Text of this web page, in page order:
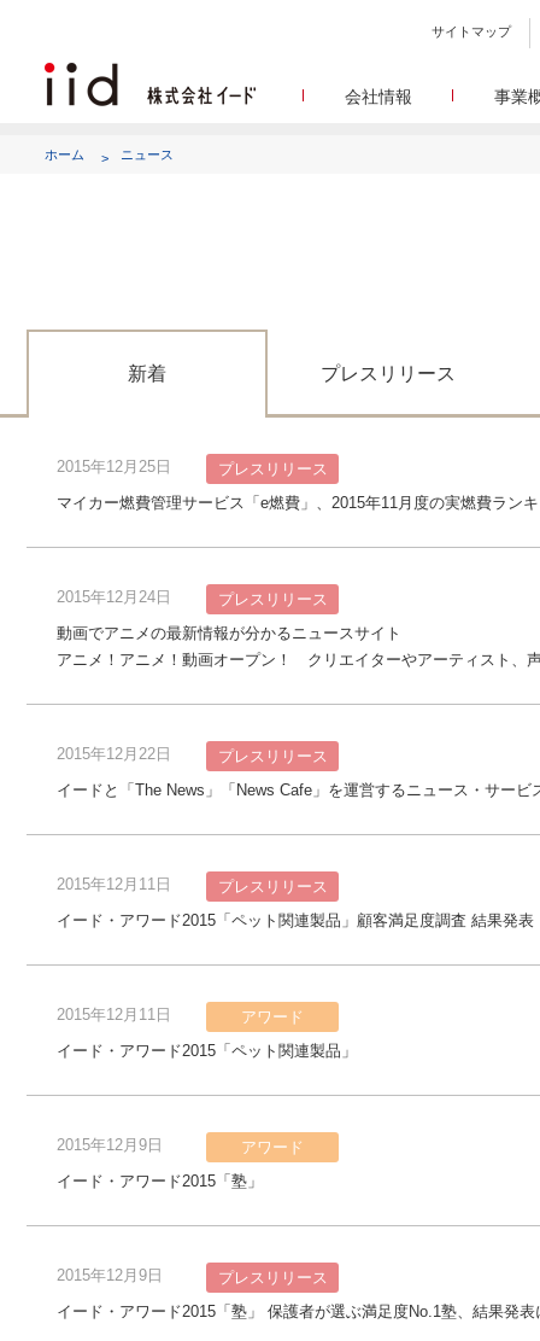
サイトマップ
会社情報 事業
ホーム ニュース
新着 プレスリリース
2015年12月25日
プレスリリース
マイカー燃費管理サービス「e燃費」、2015年11月度の実燃費ラン
2015年12月24日
プレスリリース
動画でアニメの最新情報が分かるニュースサイト
アニメ！アニメ！動画オープン！ クリエイターやアーティスト、
2015年12月22日
プレスリリース
イードと「The News」「News Cafe」を運営するニュース・サー
2015年12月11日
プレスリリース
イード・アワード2015「ペット関連製品」顧客満足度調査 結果発表
2015年12月11日
アワード
イード・アワード2015「ペット関連製品」
2015年12月9日
アワード
イード・アワード2015「塾」
2015年12月9日
プレスリリース
イード・アワード2015「塾」 保護者が選ぶ満足度No.1塾、結果発表